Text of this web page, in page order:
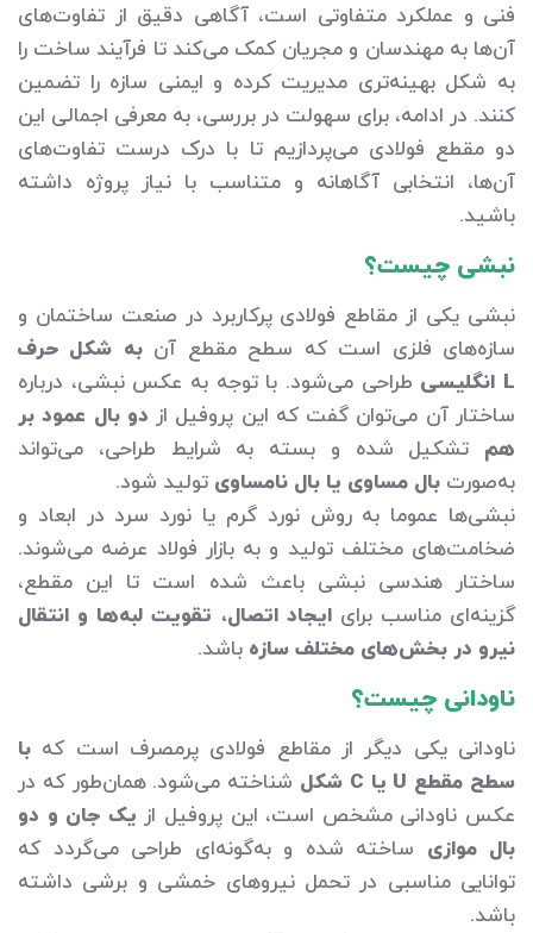
فنی و عملکرد متفاوتی است، آگاهی دقیق از تفاوت‌های
آن‌ها به مهندسان و مجریان کمک می‌کند تا فرآیند ساخت را
به شکل بهینه‌تری مدیریت کرده و ایمنی سازه را تضمین
کنند. در ادامه، برای سهولت در بررسی، به معرفی اجمالی این
دو مقطع فولادی می‌پردازیم تا با درک درست تفاوت‌های
آن‌ها، انتخابی آگاهانه و متناسب با نیاز پروژه داشته
باشید.
نبشی چیست؟
نبشی یکی از مقاطع فولادی پرکاربرد در صنعت ساختمان و
سازه‌های فلزی است که سطح مقطع آنبه شکل حرف
L انگلیسی
طراحی می‌شود. با توجه به عکس نبشی، درباره
ساختار آن می‌توان گفت که این پروفیل از دو بال عمود بر
هم تشکیل شده و بسته به شرایط طراحی، می‌تواند
به‌صورت بال مساوی یا بال نامساوی تولید شود.
نبشی‌ها عموما به روش نورد گرم یا نورد سرد در ابعاد و
ضخامت‌های مختلف تولید و به بازار فولاد عرضه می‌شوند.
ساختار هندسی نبشی باعث شده است تا این مقطع،
گزینه‌ای مناسب برایایجاد اتصال، تقویت لبه‌ها و انتقال
نیرو در بخش‌های مختلف سازه باشد.
ناودانی چیست؟
ناودانی یکی دیگر از مقاطع فولادی پرمصرف است که با
سطح مقطع U یا C شکل
شناخته می‌شود. همان‌طور که در
عکس ناودانی مشخص است، این پروفیل از یک جان و دو
بال موازی ساخته شده و به‌گونه‌ای طراحی می‌گردد که
توانایی مناسبی در تحمل نیروهای خمشی و برشی داشته
باشد.